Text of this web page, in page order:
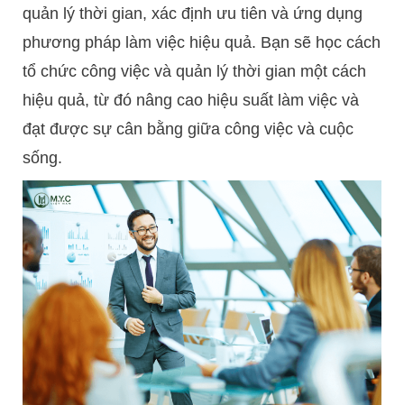
quản lý thời gian, xác định ưu tiên và ứng dụng
phương pháp làm việc hiệu quả. Bạn sẽ học cách
tổ chức công việc và quản lý thời gian một cách
hiệu quả, từ đó nâng cao hiệu suất làm việc và
đạt được sự cân bằng giữa công việc và cuộc
sống.